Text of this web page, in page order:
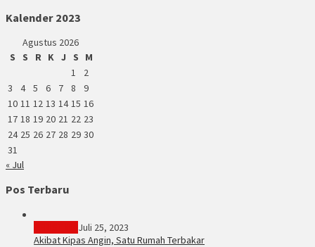
Kalender 2023
Agustus 2026
S
S R K J S
M
1
2
3
4 5 6 7 8
9
10 11 12 13 14 15 16
17 18 19 20 21 22 23
24 25 26 27 28 29 30
31
« Jul
Pos Terbaru
Juli 25, 2023
Akibat Kipas Angin, Satu Rumah Terbakar